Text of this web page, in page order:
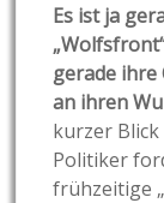
Es ist ja
gerade ihre
an ihren
kurzer
Politiker
frühzeitige